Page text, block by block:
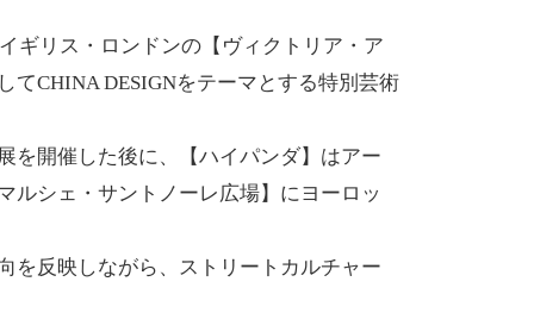
ギリス・ロンドンの【ヴィクトリア・ア
CHINA DESIGNをテーマとする特別芸術
を開催した後に、【ハイパンダ】はアー
ルシェ・サントノーレ広場】にヨーロッ
を反映しながら、ストリートカルチャー